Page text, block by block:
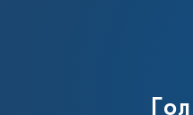
Державної